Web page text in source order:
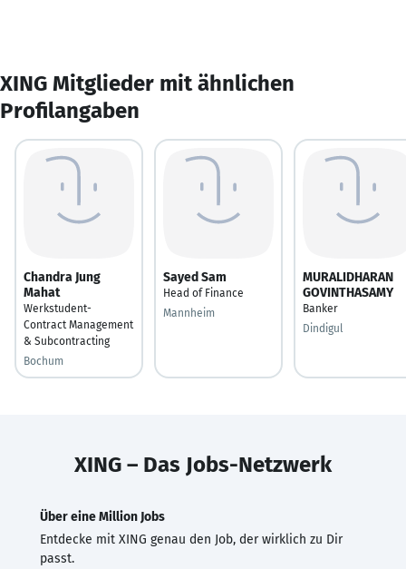
XING Mitglieder mit ähnlichen
Profilangaben
Chandra Jung
Mahat
Werkstudent-
Contract Management
& Subcontracting
Bochum
Sayed Sam
Head of Finance
Mannheim
MURALIDHARAN
GOVINTHASAMY
Banker
Dindigul
XING – Das Jobs-Netzwerk
Über eine Million Jobs
Entdecke mit XING genau den Job, der wirklich zu Dir
passt.